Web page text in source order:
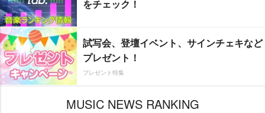
をチェック！
試写会、登壇イベント、サインチェキなど
プレゼント！
プレゼント特集
MUSIC NEWS RANKING